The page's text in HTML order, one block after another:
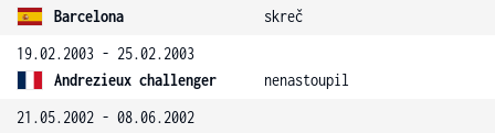
Barcelona
skreč
19.02.2003 - 25.02.2003
Andrezieux challenger
nenastoupil
21.05.2002 - 08.06.2002